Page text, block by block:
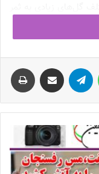
به شمار می آید اما
آنطور که باید در امر
تیم فوتبال شهرداری
برد. اتفاقی که همه
پیوست و به خط حمله
ابتدایی این فصل ۶ گل زده و به تنهایی در صدر جدول
بار دیگر به همان مهاجم زهردار
ترین خانم گل فوتبال